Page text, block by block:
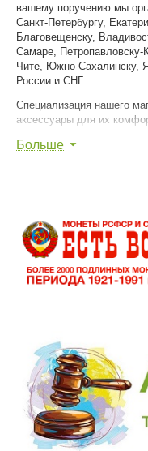
вашему поручению мы
Санкт-Петербургу,
Благовещенску,
Самаре, Петропавловску-
Чите, Южно-Сахалинску,
России и СНГ.
Специализация нашего
аксессуары для их
Мы уважаем ваше хобби и
Больше